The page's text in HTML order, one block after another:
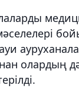
олардың